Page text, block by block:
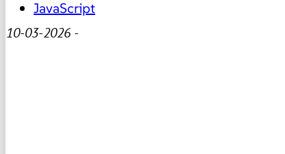
JavaScript
10-03-2026 -